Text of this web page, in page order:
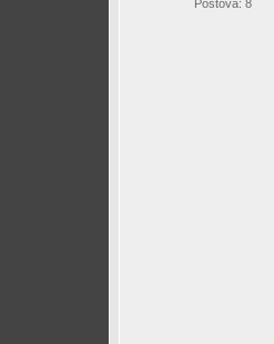
Postova: 8